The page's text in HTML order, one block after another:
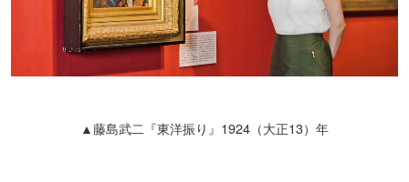
▲藤島武二『東洋振り』1924（大正13）年